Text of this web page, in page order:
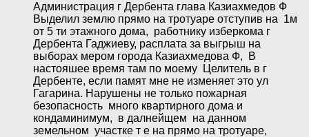
Администрация г Дербента глава Казиахмедов Ф
Выделил землю прямо на тротуаре отступив на 1м
от 5 ти этажного дома, работнику изберкома г
Дербента Гаджиеву, расплата за выгрыш на
выборах мером города Казиахмедова Ф, В
настояшее время там по моему Целитель в г
Дербенте, если памят мне не изменяет это ул
Гагарина. Нарушены не только пожарная
безопасность много квартирного дома и
кондаминимум, в далнейщем на данном
земельном участке т е на прямо на тротуаре,